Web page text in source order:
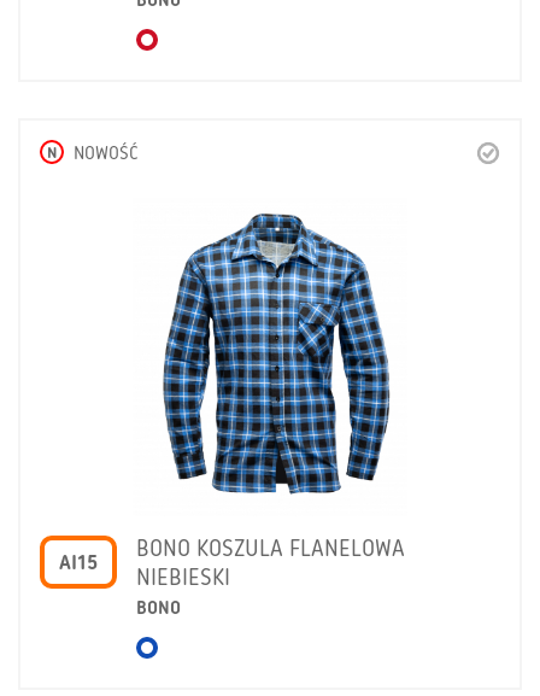
N NOWOŚĆ
AI15
BONO KOSZULA FLANELOWA
NIEBIESKI
BONO